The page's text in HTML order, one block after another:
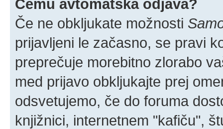
Čemu avtomatska odjava?
Če ne obkljukate možnosti
prijavljeni le začasno, se pravi
preprečuje morebitno zlorabo
med prijavo obkljukajte prej
odsvetujemo, če do foruma
knjižnici, internetnem "kafiču",